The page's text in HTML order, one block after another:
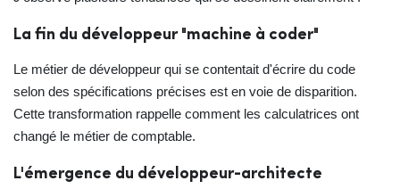
La fin du développeur "machine à coder"
Le métier de développeur qui se contentait d'écrire du code
selon des spécifications précises est en voie de disparition.
Cette transformation rappelle comment les calculatrices ont
changé le métier de comptable.
L'émergence du développeur-architecte